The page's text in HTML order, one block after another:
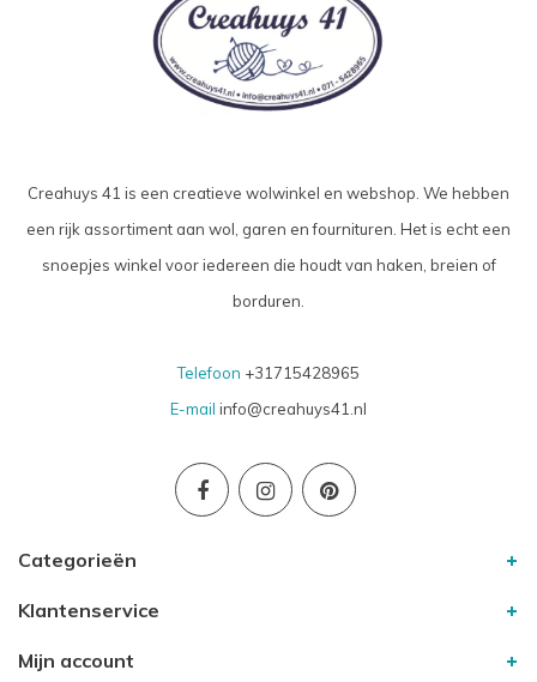
Creahuys 41 is een creatieve wolwinkel en webshop. We hebben
een rijk assortiment aan wol, garen en fournituren. Het is echt een
snoepjes winkel voor iedereen die houdt van haken, breien of
borduren.
Telefoon +31715428965
E-mail info@creahuys41.nl
Categorieën
Klantenservice
Mijn account